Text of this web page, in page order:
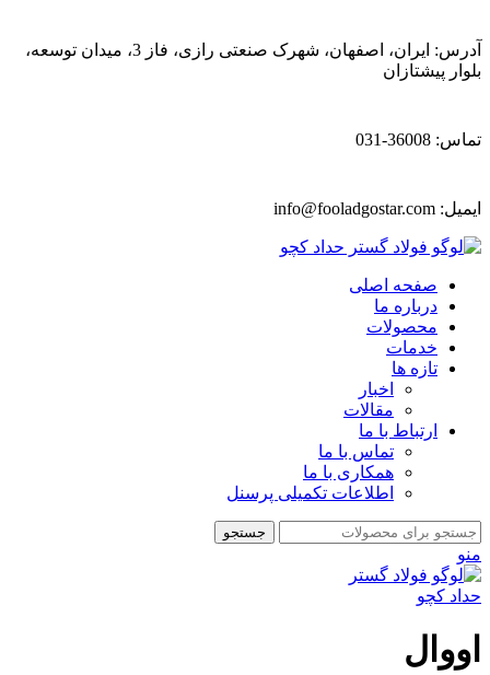
آدرس: ایران، اصفهان، شهرک صنعتی رازی، فاز 3، میدان توسعه،
بلوار پیشتازان
تماس: 36008-031
ایمیل: info@fooladgostar.com
صفحه اصلی
درباره ما
محصولات
خدمات
تازه ها
اخبار
مقالات
ارتباط با ما
تماس با ما
همکاری با ما
اطلاعات تکمیلی پرسنل
جستجو
منو
اووال